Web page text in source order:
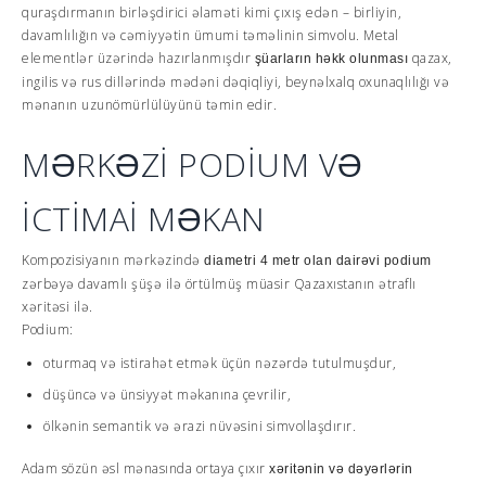
quraşdırmanın birləşdirici əlaməti kimi çıxış edən – birliyin,
davamlılığın və cəmiyyətin ümumi təməlinin simvolu. Metal
elementlər üzərində hazırlanmışdır şüarların həkk olunması qazax,
ingilis və rus dillərində mədəni dəqiqliyi, beynəlxalq oxunaqlılığı və
mənanın uzunömürlülüyünü təmin edir.
MƏRKƏZİ PODİUM VƏ
İCTİMAİ MƏKAN
Kompozisiyanın mərkəzində diametri 4 metr olan dairəvi podium
zərbəyə davamlı şüşə ilə örtülmüş müasir Qazaxıstanın ətraflı
xəritəsi ilə.
Podium:
oturmaq və istirahət etmək üçün nəzərdə tutulmuşdur,
düşüncə və ünsiyyət məkanına çevrilir,
ölkənin semantik və ərazi nüvəsini simvollaşdırır.
Adam sözün əsl mənasında ortaya çıxır xəritənin və dəyərlərin